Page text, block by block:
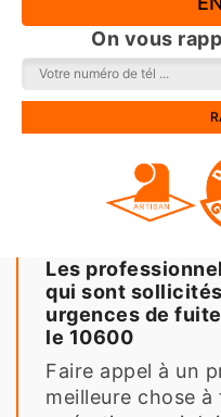
On vous
Les
qui sont
urgences de
le 10600
Faire appel à un
meilleure chose